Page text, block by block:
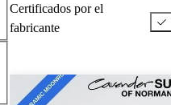
Certificados por el
fabricante